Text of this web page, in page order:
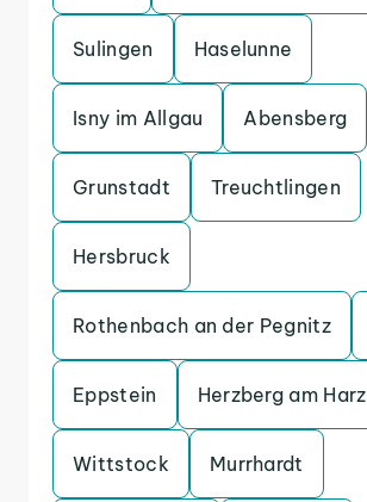
Sulingen Haselunne
Isny im Allgau Abensberg
Grunstadt Treuchtlingen
Hersbruck
Rothenbach an der Pegnitz
Eppstein Herzberg am Harz
Wittstock Murrhardt